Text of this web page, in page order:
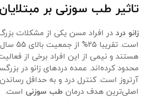
تاثیر طب سوزنی بر مبتلایان
زانو درد در افراد مسن یکی از مشکلات بزرگ
است.
هستند و نیمی از این افراد برخی از
محدود کرده‌اند. عمده دردهای زانو در
آرتروز است. کنترل درد و به حداقل
اصلی‌ترین هدف درمان طب سوزنی است.